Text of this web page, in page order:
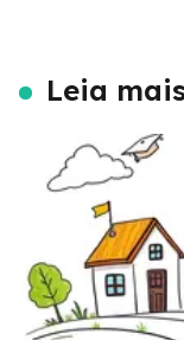
Leia